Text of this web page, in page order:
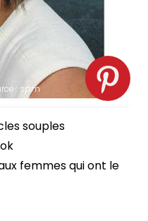
: spm
souples
femmes qui ont le